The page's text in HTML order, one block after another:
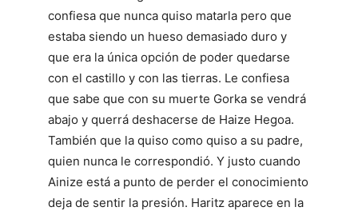
confiesa que nunca quiso matarla pero que
estaba siendo un hueso demasiado duro y
que era la única opción de poder quedarse
con el castillo y con las tierras. Le confiesa
que sabe que con su muerte Gorka se vendrá
abajo y querrá deshacerse de Haize Hegoa.
También que la quiso como quiso a su padre,
quien nunca le correspondió. Y justo cuando
Ainize está a punto de perder el conocimiento
deja de sentir la presión. Haritz aparece en la